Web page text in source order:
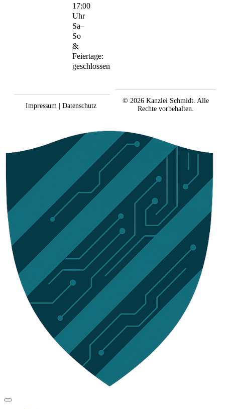
17:00
Uhr
Sa–
So
&
Feiertage:
geschlossen
© 2026 Kanzlei Schmidt. Alle
Rechte vorbehalten.
Impressum |Datenschutz